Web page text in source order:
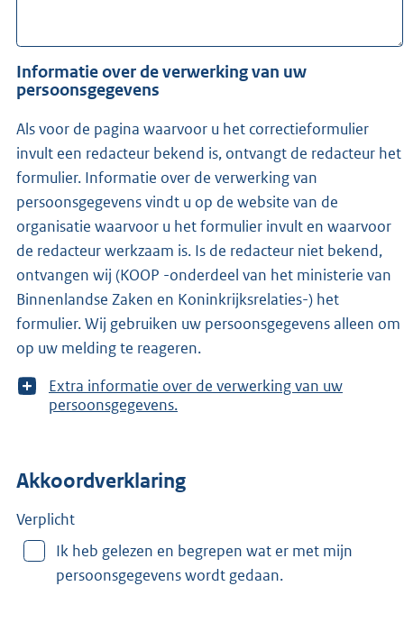
Informatie over de verwerking van uw
persoonsgegevens
Als voor de pagina waarvoor u het correctieformulier
invult een redacteur bekend is, ontvangt de redacteur het
formulier. Informatie over de verwerking van
persoonsgegevens vindt u op de website van de
organisatie waarvoor u het formulier invult en waarvoor
de redacteur werkzaam is. Is de redacteur niet bekend,
ontvangen wij (KOOP -onderdeel van het ministerie van
Binnenlandse Zaken en Koninkrijksrelaties-) het
formulier. Wij gebruiken uw persoonsgegevens alleen om
op uw melding te reageren.
T
o
e
r
n
Extra informatie over de verwerking van uw
persoonsgegevens.
Akkoordverklaring
Verplicht
Ik heb gelezen en begrepen wat er met mijn
persoonsgegevens wordt gedaan.